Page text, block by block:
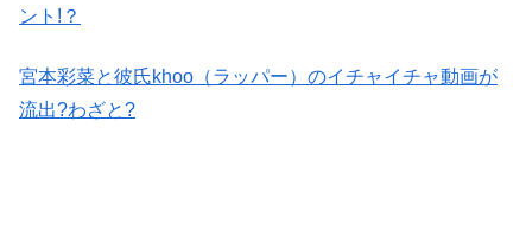
ント!？
宮本彩菜と彼氏khoo（ラッパー）のイチャイチャ動画が
流出?わざと?